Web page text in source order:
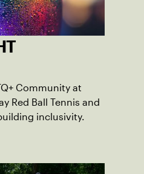
Community at
Red Ball Tennis and
inclusivity.